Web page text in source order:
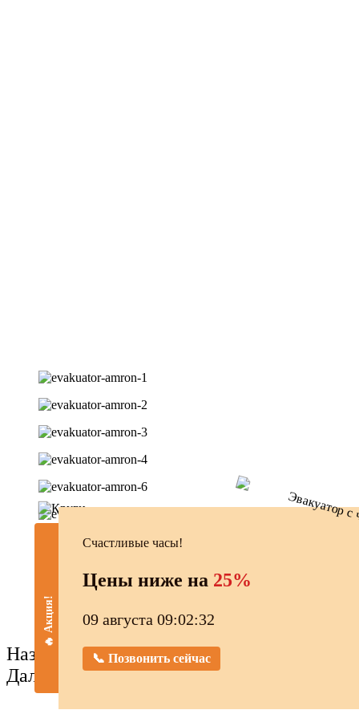
🔥 Акция!
Счастливые часы!
Цены ниже на 25%
09 августа 09:02:33
📞 Позвонить сейчас
Назад
Далее